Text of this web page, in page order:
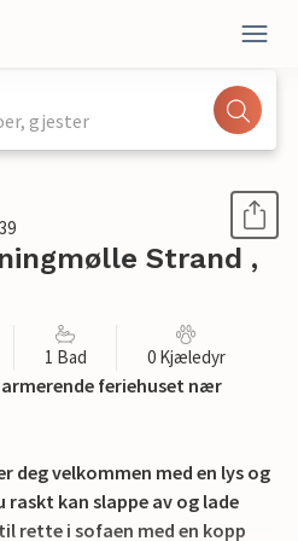
gjester
Strand ,
1 Bad 0 Kjæledyr
feriehuset nær
deg velkommen med en lys og
kan slappe av og lade
rette i sofaen med en kopp